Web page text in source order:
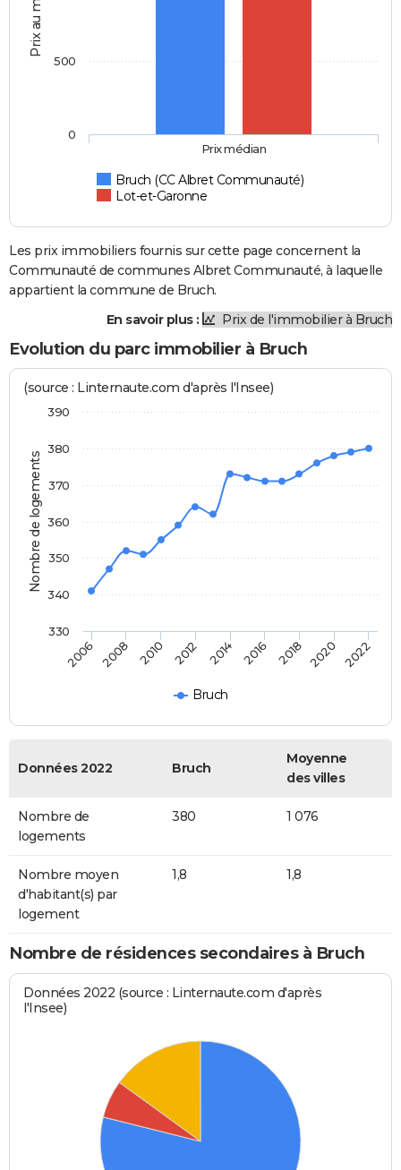
Prix au m2
Bruch (CC Albret Communauté)
Lot-et-Garonne
Prix médian
0
500
Les prix immobiliers fournis sur cette page concernent la
Communauté de communes Albret Communauté, à laquelle
appartient la commune de Bruch.
En savoir plus :
Prix de l'immobilier à Bruch
Evolution du parc immobilier à Bruch
Nombre de logements
(source : Linternaute.com d'après l'Insee)
Bruch
2006 2008 2010 2012 2014 2016 2018 2020 2022
330
340
350
360
370
380
390
Données 2022 Bruch
Moyenne
des villes
Nombre de
logements
380 1 076
Nombre moyen
d'habitant(s) par
logement
1,8 1,8
Nombre de résidences secondaires à Bruch
Données 2022 (source : Linternaute.com d'après
l'Insee)